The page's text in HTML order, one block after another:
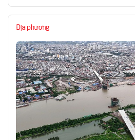
Địa phương